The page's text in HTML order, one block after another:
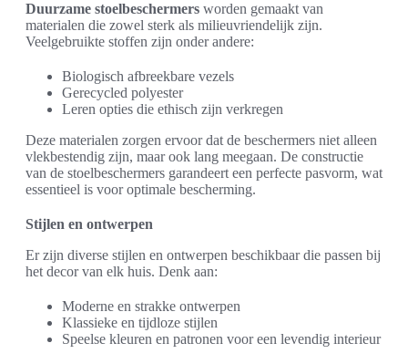
Duurzame stoelbeschermers worden gemaakt van
materialen die zowel sterk als milieuvriendelijk zijn.
Veelgebruikte stoffen zijn onder andere:
Biologisch afbreekbare vezels
Gerecycled polyester
Leren opties die ethisch zijn verkregen
Deze materialen zorgen ervoor dat de beschermers niet alleen
vlekbestendig zijn, maar ook lang meegaan. De constructie
van de stoelbeschermers garandeert een perfecte pasvorm, wat
essentieel is voor optimale bescherming.
Stijlen en ontwerpen
Er zijn diverse stijlen en ontwerpen beschikbaar die passen bij
het decor van elk huis. Denk aan:
Moderne en strakke ontwerpen
Klassieke en tijdloze stijlen
Speelse kleuren en patronen voor een levendig interieur